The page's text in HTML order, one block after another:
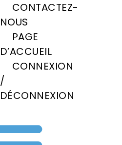
CONTACTEZ-
NOUS
PAGE
D’ACCUEIL
CONNEXION
/
DÉCONNEXION